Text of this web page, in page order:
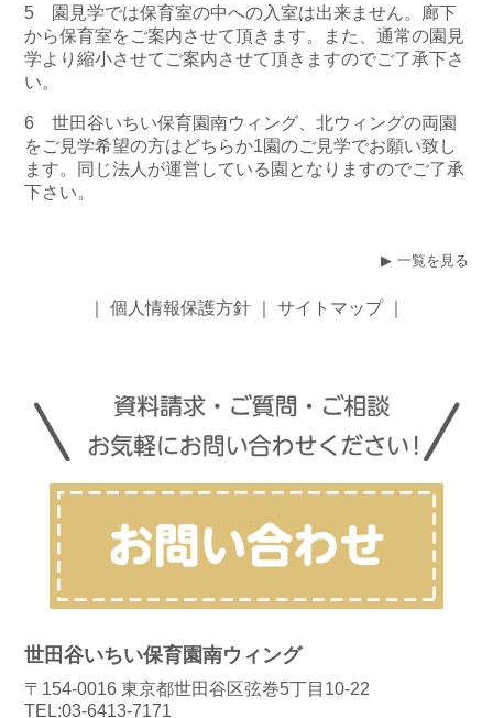
5 園見学では保育室の中への入室は出来ません。廊下
から保育室をご案内させて頂きます。また、通常の園見
学より縮小させてご案内させて頂きますのでご了承下さ
い。
6 世田谷いちい保育園南ウィング、北ウィングの両園
をご見学希望の方はどちらか1園のご見学でお願い致し
ます。同じ法人が運営している園となりますのでご了承
下さい。
一覧を見る
個人情報保護方針 サイトマップ｜
世田谷いちい保育園南ウィング
〒154-0016 東京都世田谷区弦巻5丁目10-22
TEL:03-6413-7171